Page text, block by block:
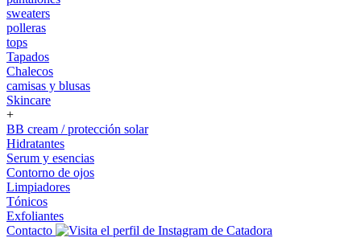
sweaters
polleras
tops
Tapados
Chalecos
camisas y blusas
Skincare
+
BB cream / protección solar
Hidratantes
Serum y esencias
Contorno de ojos
Limpiadores
Tónicos
Exfoliantes
Contacto